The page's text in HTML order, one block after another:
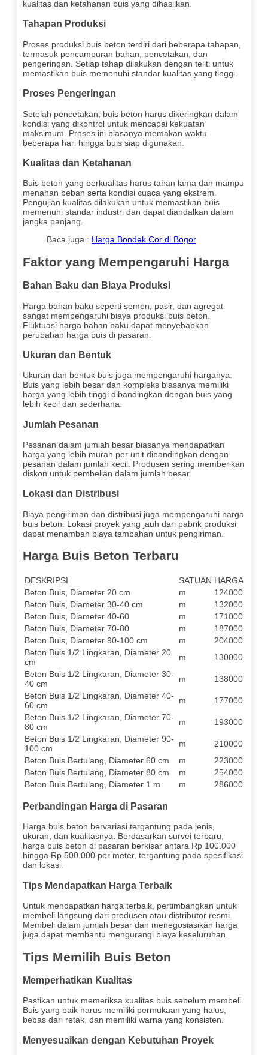
kualitas dan ketahanan buis yang dihasilkan.
Tahapan Produksi
Proses produksi buis beton terdiri dari beberapa tahapan,
termasuk pencampuran bahan, pencetakan, dan
pengeringan. Setiap tahap dilakukan dengan teliti untuk
memastikan buis memenuhi standar kualitas yang tinggi.
Proses Pengeringan
Setelah pencetakan, buis beton harus dikeringkan dalam
kondisi yang dikontrol untuk mencapai kekuatan
maksimum. Proses ini biasanya memakan waktu
beberapa hari hingga buis siap digunakan.
Kualitas dan Ketahanan
Buis beton yang berkualitas harus tahan lama dan mampu
menahan beban serta kondisi cuaca yang ekstrem.
Pengujian kualitas dilakukan untuk memastikan buis
memenuhi standar industri dan dapat diandalkan dalam
jangka panjang.
Baca juga : Harga Bondek Cor di Bogor
Faktor yang Mempengaruhi Harga
Bahan Baku dan Biaya Produksi
Harga bahan baku seperti semen, pasir, dan agregat
sangat mempengaruhi biaya produksi buis beton.
Fluktuasi harga bahan baku dapat menyebabkan
perubahan harga buis di pasaran.
Ukuran dan Bentuk
Ukuran dan bentuk buis juga mempengaruhi harganya.
Buis yang lebih besar dan kompleks biasanya memiliki
harga yang lebih tinggi dibandingkan dengan buis yang
lebih kecil dan sederhana.
Jumlah Pesanan
Pesanan dalam jumlah besar biasanya mendapatkan
harga yang lebih murah per unit dibandingkan dengan
pesanan dalam jumlah kecil. Produsen sering memberikan
diskon untuk pembelian dalam jumlah besar.
Lokasi dan Distribusi
Biaya pengiriman dan distribusi juga mempengaruhi harga
buis beton. Lokasi proyek yang jauh dari pabrik produksi
dapat menambah biaya tambahan untuk pengiriman.
Harga Buis Beton Terbaru
DESKRIPSI SATUAN HARGA
Beton Buis, Diameter 20 cm
m
124000
Beton Buis, Diameter 30-40 cm
m
132000
Beton Buis, Diameter 40-60
m
171000
Beton Buis, Diameter 70-80
m
187000
Beton Buis, Diameter 90-100 cm
m
204000
Beton Buis 1/2 Lingkaran, Diameter 20
cm
m
130000
Beton Buis 1/2 Lingkaran, Diameter 30-
40 cm
m
138000
Beton Buis 1/2 Lingkaran, Diameter 40-
60 cm
m
177000
Beton Buis 1/2 Lingkaran, Diameter 70-
80 cm
m
193000
Beton Buis 1/2 Lingkaran, Diameter 90-
100 cm
m
210000
Beton Buis Bertulang, Diameter 60 cm
m
223000
Beton Buis Bertulang, Diameter 80 cm
m
254000
Beton Buis Bertulang, Diameter 1 m
m 286000
Perbandingan Harga di Pasaran
Harga buis beton bervariasi tergantung pada jenis,
ukuran, dan kualitasnya. Berdasarkan survei terbaru,
harga buis beton di pasaran berkisar antara Rp 100.000
hingga Rp 500.000 per meter, tergantung pada spesifikasi
dan lokasi.
Tips Mendapatkan Harga Terbaik
Untuk mendapatkan harga terbaik, pertimbangkan untuk
membeli langsung dari produsen atau distributor resmi.
Membeli dalam jumlah besar dan menegosiasikan harga
juga dapat membantu mengurangi biaya keseluruhan.
Tips Memilih Buis Beton
Memperhatikan Kualitas
Pastikan untuk memeriksa kualitas buis sebelum membeli.
Buis yang baik harus memiliki permukaan yang halus,
bebas dari retak, dan memiliki warna yang konsisten.
Menyesuaikan dengan Kebutuhan Proyek